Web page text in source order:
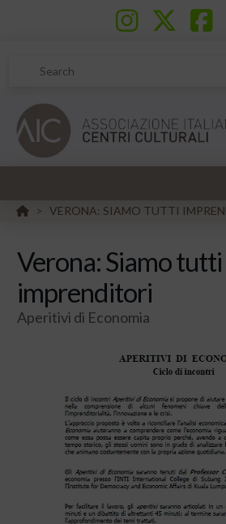
Search
HOME
> VERONA: SIAMO TUTTI
Verona: Siamo tutti
imprenditori
Aperitivi di Economia